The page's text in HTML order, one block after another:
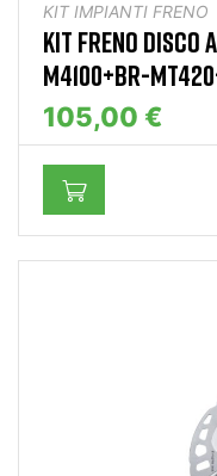
KIT IMPIANTI FRENO
KIT FRENO DISCO
M4100+BR-
105,00 €